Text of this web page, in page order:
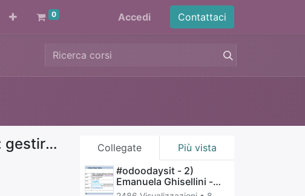
0 Accedi Contattaci
Collegate
Più vista
#odoodaysit - 2)
Emanuela Ghisellini -
TODO – Extended ERP
#odoodaysit - 20) Alessandro Uffreduzzi - Basta script bash: gestire progetti Odoo con Docker, Doodba e altro!